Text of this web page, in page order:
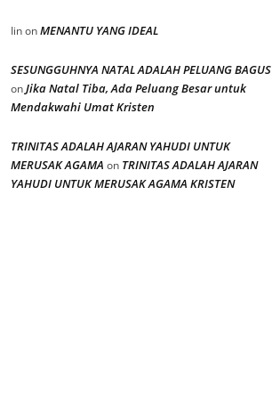
IinonMENANTU YANG IDEAL
SESUNGGUHNYA NATAL ADALAH PELUANG BAGUS
onJika Natal Tiba, Ada Peluang Besar untuk
Mendakwahi Umat Kristen
TRINITAS ADALAH AJARAN YAHUDI UNTUK
MERUSAK AGAMA on TRINITAS ADALAH AJARAN
YAHUDI UNTUK MERUSAK AGAMA KRISTEN